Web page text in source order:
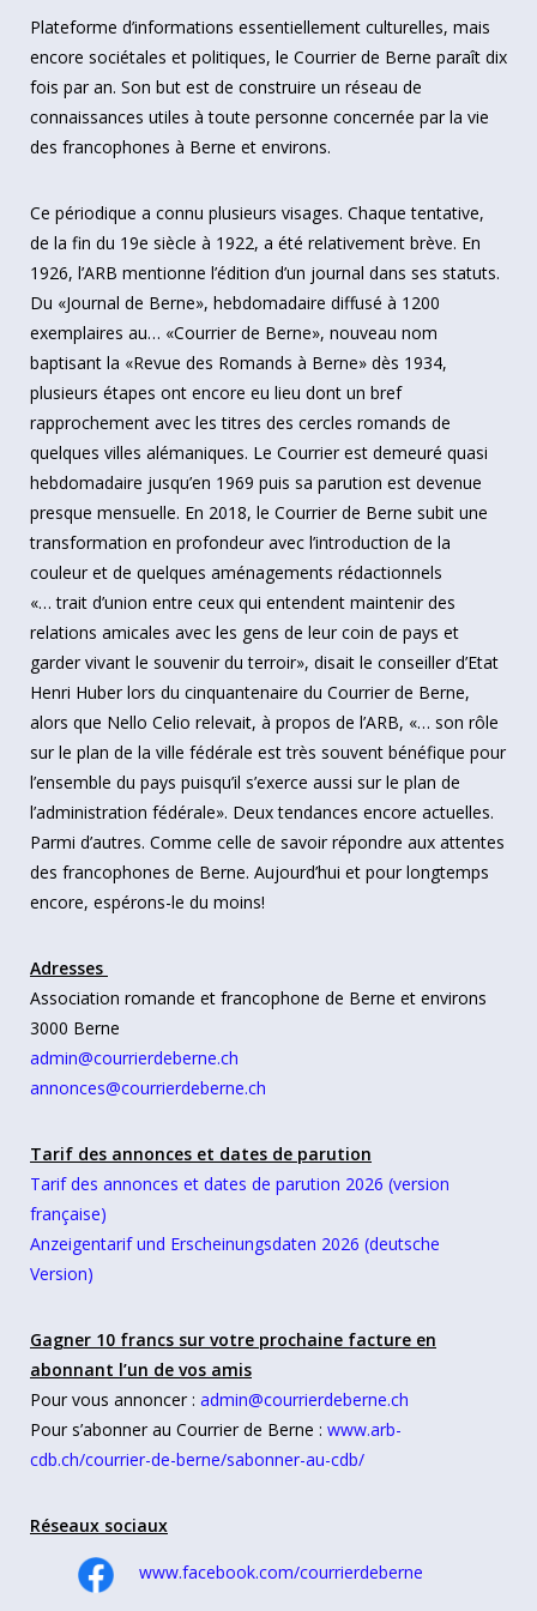
Plateforme d’informations essentiellement culturelles, mais
encore sociétales et politiques, le Courrier de Berne paraît dix
fois par an. Son but est de construire un réseau de
connaissances utiles à toute personne concernée par la vie
des francophones à Berne et environs.
Ce périodique a connu plusieurs visages. Chaque tentative,
de la fin du 19e siècle à 1922, a été relativement brève. En
1926, l’ARB mentionne l’édition d’un journal dans ses statuts.
Du «Journal de Berne», hebdomadaire diffusé à 1200
exemplaires au… «Courrier de Berne», nouveau nom
baptisant la «Revue des Romands à Berne» dès 1934,
plusieurs étapes ont encore eu lieu dont un bref
rapprochement avec les titres des cercles romands de
quelques villes alémaniques. Le Courrier est demeuré quasi
hebdomadaire jusqu’en 1969 puis sa parution est devenue
presque mensuelle. En 2018, le Courrier de Berne subit une
transformation en profondeur avec l’introduction de la
couleur et de quelques aménagements rédactionnels
«… trait d’union entre ceux qui entendent maintenir des
relations amicales avec les gens de leur coin de pays et
garder vivant le souvenir du terroir», disait le conseiller d’Etat
Henri Huber lors du cinquantenaire du Courrier de Berne,
alors que Nello Celio relevait, à propos de l’ARB, «… son rôle
sur le plan de la ville fédérale est très souvent bénéfique pour
l’ensemble du pays puisqu’il s’exerce aussi sur le plan de
l’administration fédérale». Deux tendances encore actuelles.
Parmi d’autres. Comme celle de savoir répondre aux attentes
des francophones de Berne. Aujourd’hui et pour longtemps
encore, espérons-le du moins!
Adresses
Association romande et francophone de Berne et environs
3000 Berne
admin@courrierdeberne.ch
annonces@courrierdeberne.ch
Tarif des annonces et dates de parution
Tarif des annonces et dates de parution 2026 (version
française)
Anzeigentarif und Erscheinungsdaten 2026 (deutsche
Version)
Gagner 10 francs sur votre prochaine facture en
abonnant l’un de vos amis
Pour vous annoncer : admin@courrierdeberne.ch
Pour s’abonner au Courrier de Berne : www.arb-
cdb.ch/courrier-de-berne/sabonner-au-cdb/
Réseaux sociaux
www.facebook.com/courrierdeberne